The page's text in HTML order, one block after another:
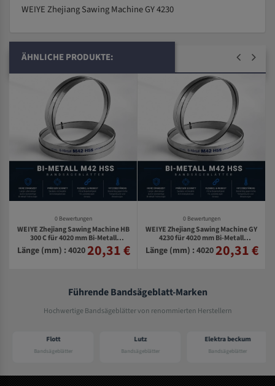
WEIYE Zhejiang Sawing Machine GY 4230
ÄHNLICHE PRODUKTE:
0 Bewertungen
WEIYE Zhejiang Sawing Machine HB
300 C für 4020 mm Bi-Metall
Bandsägeblätter
Länge (mm) : 4020 20,31 €
0 Bewertungen
WEIYE Zhejiang Sawing Machine GY
4230 für 4020 mm Bi-Metall
Bandsägeblätter
Länge (mm) : 4020 20,31 €
Führende Bandsägeblatt-Marken
Hochwertige Bandsägeblätter von renommierten Herstellern
Flott
Bandsägeblätter
Lutz
Bandsägeblätter
Elektra beckum
Bandsägeblätter